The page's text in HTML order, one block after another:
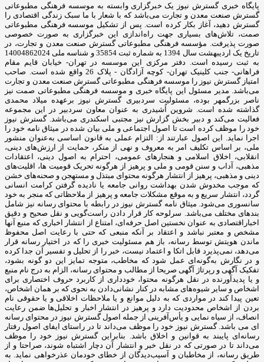
پایگاه خبری گسترش نیوز یک خبرگزاری وابسته به موسسه فرهنگی مطبوعاتی
گسترش صنعت معدن و تجارت می‌باشد که با شعار با ما سبک زندگی اقتصادی را
گسترش دهید، آغاز بکار کرده است. پس از تشکیل موسسه فرهنگی مطبوعاتی
صمت، تلاش‌های بسیاری جهت راه‌اندازی این خبرگزاری به صورت خصوصی
صورت پذیرفت. مؤسسه فرهنگی مطبوعاتی گسترش صنعت معدن و تجارت، در
تاریخ یک اردیبهشت سال 1394 به شماره ثبت 35854 و شناسه ملی 14004862024
به ثبت رسیده است. دفتر مرکزی این موسسه در تهران- خیابان قایم مقام
فراهانی- جنب کلینیک تهران- کوچه آزادگان - پلاک 26 واقع شده است. صاحب
امتیاز گسترش نیوز را موسسه فرهنگی مطبوعاتی گسترش صنعت معدن و تجارت
می‌باشد. مدیر مسئول این پایگاه خبری و موسسه فرهنگی مطبوعاتی صمت نیز
ناصر بزرگمهر بوده، مسئولیت سردبیری گسترش نیوز برعهده میلاد محمدی
گذاشته شده است. شروین اُشیدری به عنوان معاون سردبیر در این مجموعه
فعالیت می‌کند و دبیر بخش گزارش نیز مجتبی اسکندری می‌باشد. گسترش نیوز
خود را موظف کرده است تا اصول اجتماعی و ملی بیان شده در میثاق نامه خود را
اجرا نماید. این اصول عبارتند از: التزام عملی به قانون اساسی به‌عنوان منشور
ملی، بر اساس تکلیف امر به‌ معروف و نهی از منکر، حمایت از ارزش‌های دینی،
انقلابی، اخلاق اسلامی و هنجارهای عمومی، احترام به اصول دینی، اعتقادات
مذهبی، آداب و سنن قومی و ملی و ‌پرهیز از هرگونه تحریک قومیت ‌ها، اقلیت‌های
دینی و مذهبی، پرهیز از انتشار هرگونه محتوای مبتذل و مستهجن و صحنه‌های خشن
که موجب مخدوش شدن بهداشت روانی جامعه یا نادیده گرفتن کرامت انسانی
گردد، انتشار سریع و به‌ موقع مشکلات جامعه و پرهیز از ملاحظاتی که منجر به خود
سانسوری می‌شود. میثاق نامه گسترش نیوز در رابطه با محتوای رسانه نیز شامل
بندهای مختلف می‌باشد. سرلوحه کار قرار دادن راست‌گویی و نقل صحیح و دقیق
اخباراقتصادی به ‌عنوان نخستین اصل حرفه‌ای، امتناع از انتشار اخباری که منبع آنها
مشخص و معتبر نباشد و اعتقاد بر آنکه منبعی که حتی با رعایت اصل محفوظ
ماندن هویتش توسط رسانه، باز هم مسئولیت خبری را که در اختیار رسانه قرار
می‌دهد، نمی‌پذیرد قابل اتکا و اعتماد نیست، خبر را از تحلیل و تفسیر آن جدا کرده
و در نگارش به‌گونه‌ای عمل شود که مخاطب، متوجه تمایز این دو گونه بشود،
تفکیک آگهی و رپرتاژ آگهی صریحا از مطالب و محتوای رسانه، الزام به درج نام منبع
و یا پدیدآورنده در نقل هرگونه محتوا، خودداری از کاربرد حروف اختصاری برای
اشخاص و سایر شیوه‌های مشابه در کنار نشانی‌دادن به نحوی که بر همان اشخاص،
تعین پیدا کند در مواردی که به دلیل موانع و یا ملاحظات اخلاقی و یا حقوقی نام
بردن از اشخاص محدودیت دارد و پرهیز در انتشار اخبار و تحلیل‌ها ضمن رعایت
انصاف، از سیاه ‌نمایی و یأس‌آفرینی از جمله اصول گسترش نیوز در محتوای رسانه
ای می باشد. گسترش نیوز خود را موظف می‌داند تا در راستای ایفای اصول رفتار
رسانه‌ای پایبند به قوانین و اخلاق باشد. بنابراین گسترش نیوز خود را موظف
می‌داند تا در صورتی که در نقل خبر و انتشار آن دچار اشتباه شوند، صراحتا و از
طریق رسانه، از مخاطبان و آسیب‌دیدگان از خطای خودمان عذرخواهی نماید. به